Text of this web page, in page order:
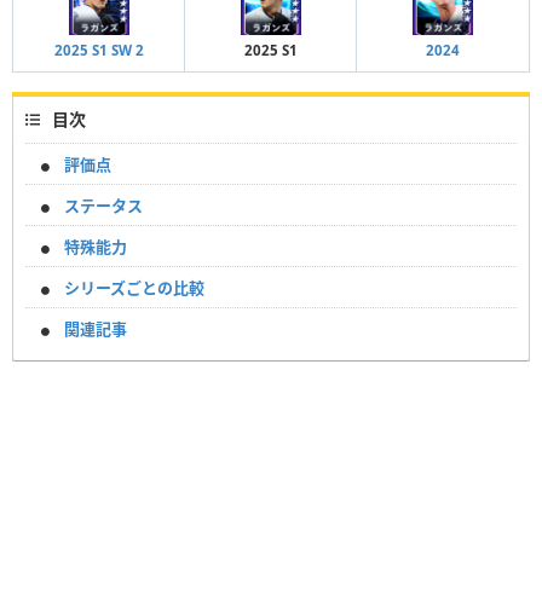
2025 S1 SW 2 2025 S1 2024
目次
評価点
ステータス
特殊能力
シリーズごとの比較
関連記事